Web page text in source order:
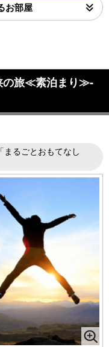
お部屋
の旅≪素泊まり≫‐
まるごとおもてなし